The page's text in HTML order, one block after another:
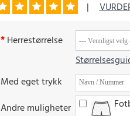
|
Herrestørrelse
Med eget trykk
Andre muligheter